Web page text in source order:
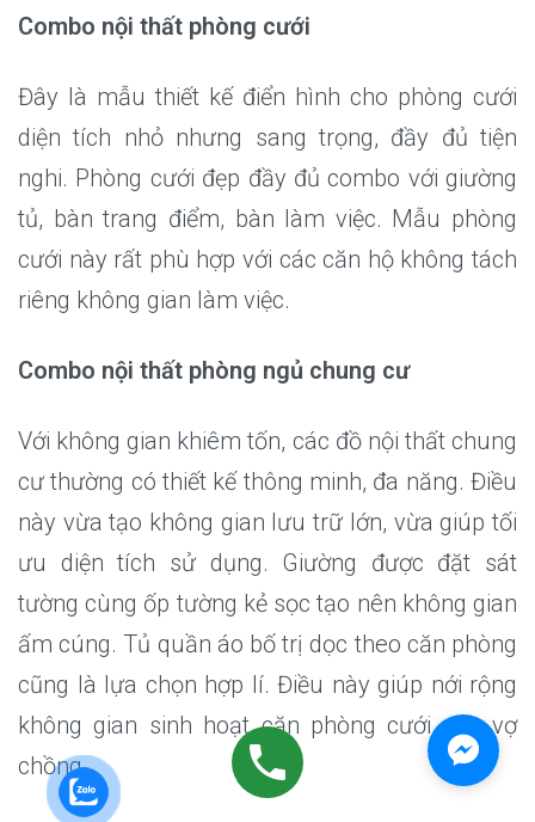
Combo nội thất phòng cưới
Đây là mẫu thiết kế điển hình cho phòng cưới
diện tích nhỏ nhưng sang trọng, đầy đủ tiện
nghi. Phòng cưới đẹp đầy đủ combo với giường
tủ, bàn trang điểm, bàn làm việc. Mẫu phòng
cưới này rất phù hợp với các căn hộ không tách
riêng không gian làm việc.
Combo nội thất phòng ngủ chung cư
Với không gian khiêm tốn, các đồ nội thất chung
cư thường có thiết kế thông minh, đa năng. Điều
này vừa tạo không gian lưu trữ lớn, vừa giúp tối
ưu diện tích sử dụng. Giường được đặt sát
tường cùng ốp tường kẻ sọc tạo nên không gian
ấm cúng. Tủ quần áo bố trị dọc theo căn phòng
cũng là lựa chọn hợp lí. Điều này giúp nới rộng
không gian sinh hoạt căn phòng cưới của vợ
chồng.